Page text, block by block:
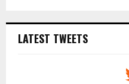
LATEST TWEETS